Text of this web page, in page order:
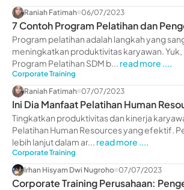
Raniah Fatimah 06/07/2023
7 Contoh Program Pelatihan dan
Program pelatihan adalah langkah yang
meningkatkan produktivitas karyawan. Yuk,
Program Pelatihan SDM b... read more ....
Corporate Training
Raniah Fatimah 07/07/2023
Ini Dia Manfaat Pelatihan Human
Perusahaan
Tingkatkan produktivitas dan kinerja
Pelatihan Human Resources yang efektif.
lebih lanjut dalam ar... read more ....
Corporate Training
Irhan Hisyam Dwi Nugroho 07/07/2023
Corporate Training Perusahaan: